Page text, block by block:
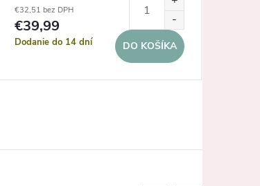
€32,51 bez DPH
€39,99
Dodanie do 14 dní DO KOŠÍKA